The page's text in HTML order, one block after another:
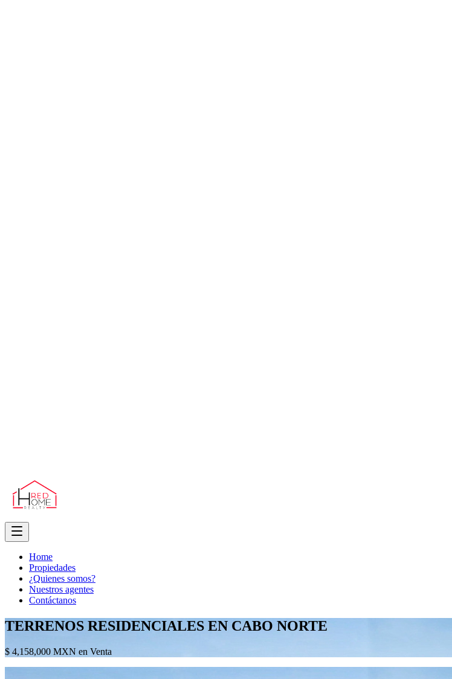
Home
Propiedades
¿Quienes somos?
Nuestros agentes
Contáctanos
TERRENOS RESIDENCIALES EN CABO NORTE
$ 4,158,000 MXN en Venta